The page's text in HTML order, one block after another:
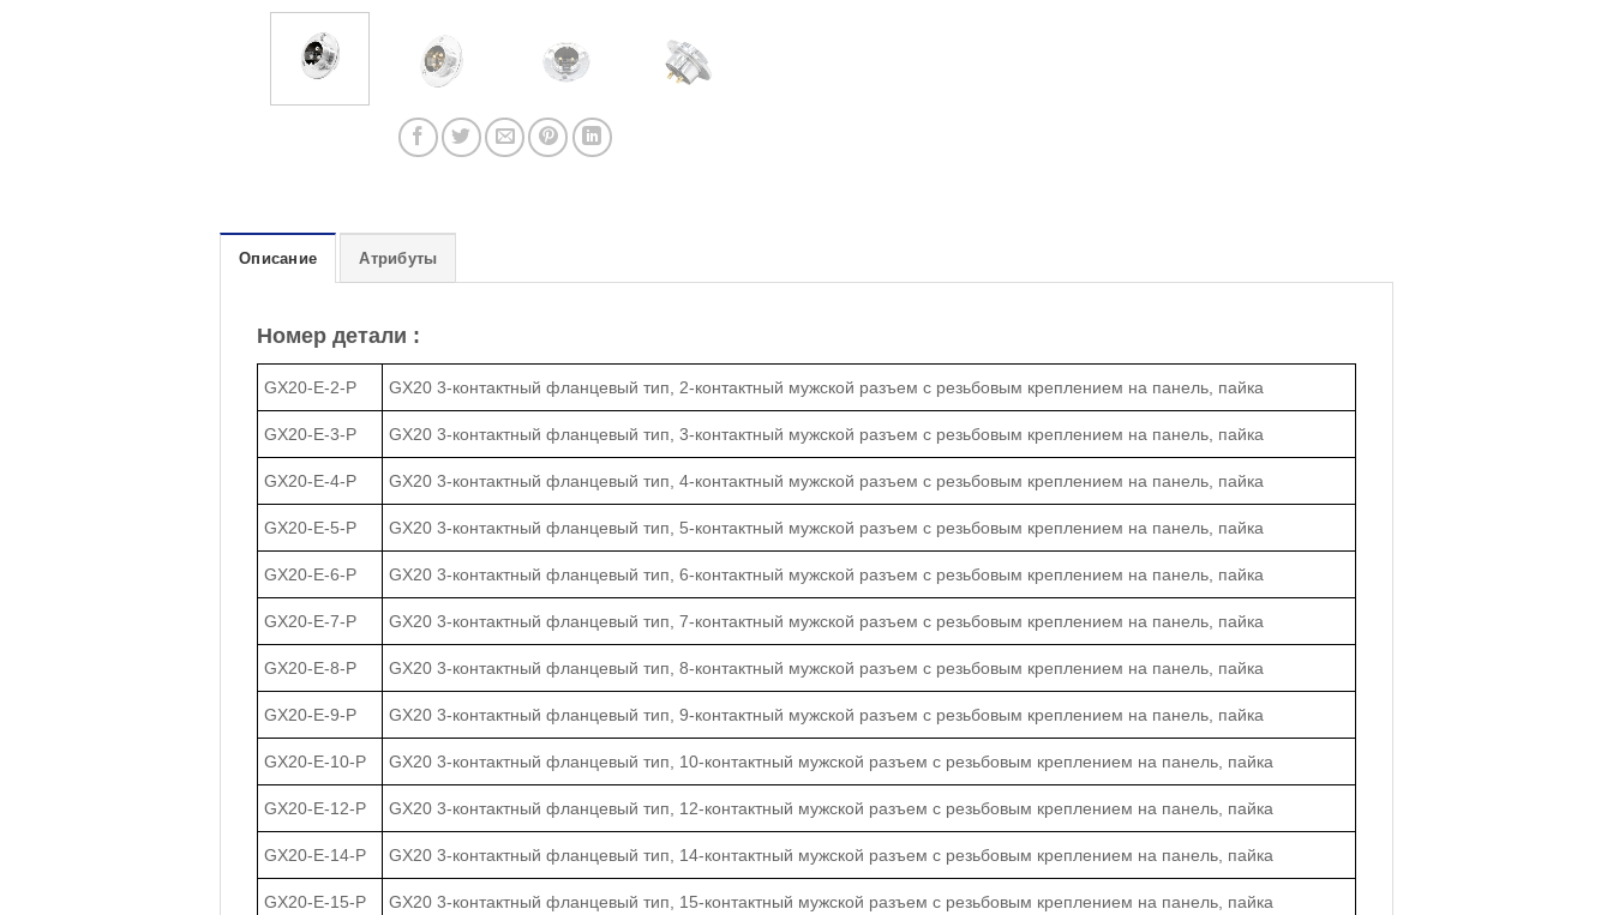
Описание Атрибуты
Номер детали :
GX20-E-2-P GX20 3-контактный фланцевый тип, 2-контактный мужской разъем с резьбовым креплением на панель, пайка
GX20-E-3-P GX20 3-контактный фланцевый тип, 3-контактный мужской разъем с резьбовым креплением на панель, пайка
GX20-E-4-P GX20 3-контактный фланцевый тип, 4-контактный мужской разъем с резьбовым креплением на панель, пайка
GX20-E-5-P GX20 3-контактный фланцевый тип, 5-контактный мужской разъем с резьбовым креплением на панель, пайка
GX20-E-6-P GX20 3-контактный фланцевый тип, 6-контактный мужской разъем с резьбовым креплением на панель, пайка
GX20-E-7-P GX20 3-контактный фланцевый тип, 7-контактный мужской разъем с резьбовым креплением на панель, пайка
GX20-E-8-P GX20 3-контактный фланцевый тип, 8-контактный мужской разъем с резьбовым креплением на панель, пайка
GX20-E-9-P GX20 3-контактный фланцевый тип, 9-контактный мужской разъем с резьбовым креплением на панель, пайка
GX20-E-10-P GX20 3-контактный фланцевый тип, 10-контактный мужской разъем с резьбовым креплением на панель, пайка
GX20-E-12-P GX20 3-контактный фланцевый тип, 12-контактный мужской разъем с резьбовым креплением на панель, пайка
GX20-E-14-P GX20 3-контактный фланцевый тип, 14-контактный мужской разъем с резьбовым креплением на панель, пайка
GX20-E-15-P GX20 3-контактный фланцевый тип, 15-контактный мужской разъем с резьбовым креплением на панель, пайка